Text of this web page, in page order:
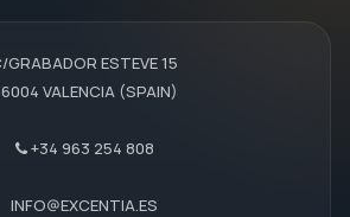
GRABADOR ESTEVE 15
VALENCIA (SPAIN)
+34 963 254 808
INFO@EXCENTIA.ES